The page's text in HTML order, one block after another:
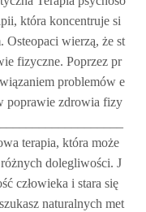
która koncentruje si
Osteopaci wierzą, że st
fizyczne. Poprzez pr
problemów e
poprawie zdrowia fizy
terapia, która może
dolegliwości. J
człowieka i stara się
naturalnych met